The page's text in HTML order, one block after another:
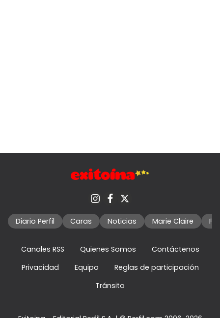
Diario Perfil Caras Noticias Marie Claire
Canales RSS Quienes Somos
Contáctenos
Privacidad
Equipo
Reglas de participación
Tránsito